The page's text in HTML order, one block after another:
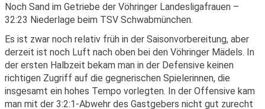
Noch Sand im Getriebe der Vöhringer Landesligafrauen –
32:23 Niederlage beim TSV Schwabmünchen.
Es ist zwar noch relativ früh in der Saisonvorbereitung, aber
derzeit ist noch Luft nach oben bei den Vöhringer Mädels. In
der ersten Halbzeit bekam man in der Defensive keinen
richtigen Zugriff auf die gegnerischen Spielerinnen, die
insgesamt ein hohes Tempo vorlegten. In der Offensive kam
man mit der 3:2:1-Abwehr des Gastgebers nicht gut zurecht